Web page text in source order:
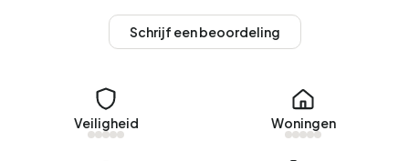
Schrijf een beoordeling
Veiligheid Woningen